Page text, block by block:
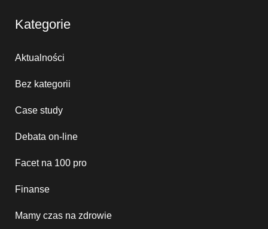
Kategorie
Aktualności
Bez kategorii
Case study
Debata on-line
Facet na 100 pro
Finanse
Mamy czas na zdrowie